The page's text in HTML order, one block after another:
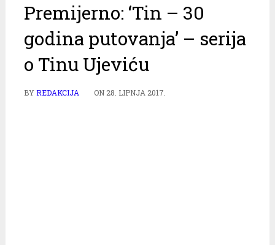
Premijerno: ‘Tin – 30
godina putovanja’ – serija
o Tinu Ujeviću
BYREDAKCIJA ON28. LIPNJA 2017.